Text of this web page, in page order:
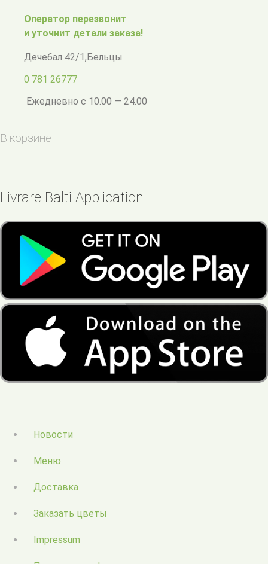
Оператор перезвонит
и уточнит детали заказа!
Дечебал 42/1,Бельцы
0 781 26777
Ежедневно с 10.00 — 24.00
В корзине
Livrare Balti Application
Новости
Меню
Доставка
Заказать цветы
Impressum